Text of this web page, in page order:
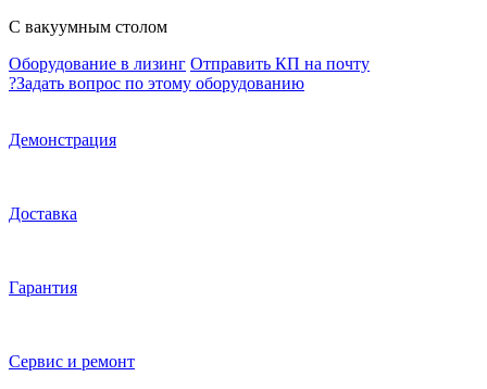
С вакуумным столом
Оборудование в лизинг Отправить КП на почту
?Задать вопрос по этому оборудованию
Демонстрация
Доставка
Гарантия
Сервис и ремонт